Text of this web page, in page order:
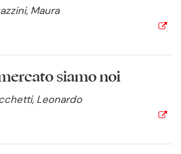
Maura
siamo noi
Leonardo